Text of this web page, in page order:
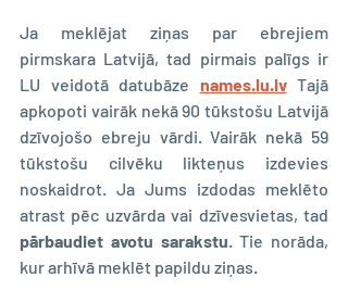
Ja meklējat ziņas par ebrejiem
pirmskara Latvijā, tad pirmais palīgs ir
LU veidotā datubāze names.lu.lv Tajā
apkopoti vairāk nekā 90 tūkstošu Latvijā
dzīvojošo ebreju vārdi. Vairāk nekā 59
tūkstošu cilvēku likteņus izdevies
noskaidrot. Ja Jums izdodas meklēto
atrast pēc uzvārda vai dzīvesvietas, tad
pārbaudiet avotu sarakstu. Tie norāda,
kur arhīvā meklēt papildu ziņas.